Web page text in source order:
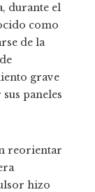
durante el
como
de la
grave
paneles
reorientar
hizo